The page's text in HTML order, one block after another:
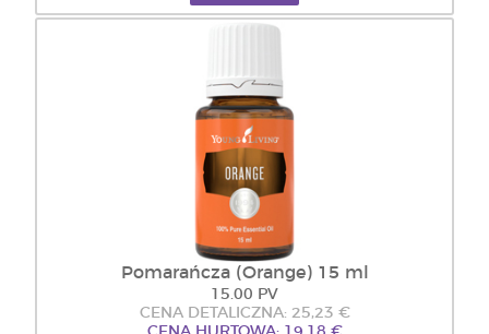
Pomarańcza (Orange) 15 ml
15.00 PV
CENA DETALICZNA: 25,23 €